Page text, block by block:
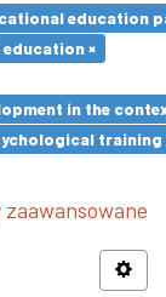
education
×
in the